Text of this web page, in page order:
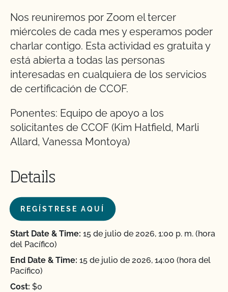
Nos reuniremos por Zoom el tercer
miércoles de cada mes y esperamos poder
charlar contigo. Esta actividad es gratuita y
está abierta a todas las personas
interesadas en cualquiera de los servicios
de certificación de CCOF.
Ponentes: Equipo de apoyo a los
solicitantes de CCOF (Kim Hatfield, Marli
Allard, Vanessa Montoya)
Details
REGÍSTRESE AQUÍ
Start Date & Time: 15 de julio de 2026, 1:00 p. m. (hora
del Pacífico)
End Date & Time: 15 de julio de 2026, 14:00 (hora del
Pacífico)
Cost: $0